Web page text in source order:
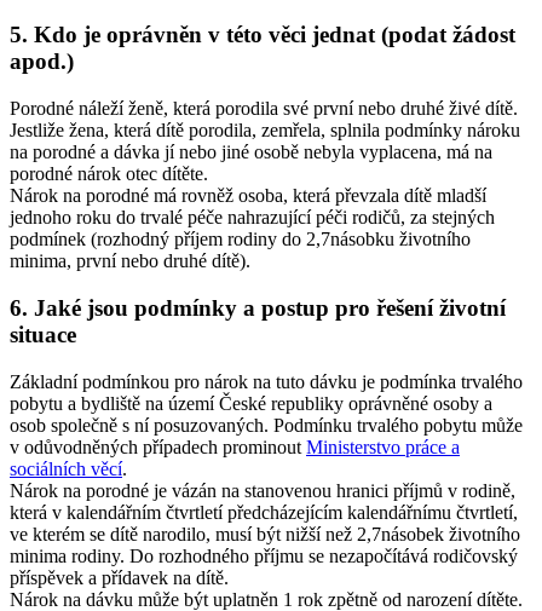
5. Kdo je oprávněn v této věci jednat (podat žádost
apod.)
Porodné náleží ženě, která porodila své první nebo druhé živé dítě.
Jestliže žena, která dítě porodila, zemřela, splnila podmínky nároku
na porodné a dávka jí nebo jiné osobě nebyla vyplacena, má na
porodné nárok otec dítěte.
Nárok na porodné má rovněž osoba, která převzala dítě mladší
jednoho roku do trvalé péče nahrazující péči rodičů, za stejných
podmínek (rozhodný příjem rodiny do 2,7násobku životního
minima, první nebo druhé dítě).
6. Jaké jsou podmínky a postup pro řešení životní
situace
Základní podmínkou pro nárok na tuto dávku je podmínka trvalého
pobytu a bydliště na území České republiky oprávněné osoby a
osob společně s ní posuzovaných. Podmínku trvalého pobytu může
v odůvodněných případech prominout Ministerstvo práce a
sociálních věcí.
Nárok na porodné je vázán na stanovenou hranici příjmů v rodině,
která v kalendářním čtvrtletí předcházejícím kalendářnímu čtvrtletí,
ve kterém se dítě narodilo, musí být nižší než 2,7násobek životního
minima rodiny. Do rozhodného příjmu se nezapočítává rodičovský
příspěvek a přídavek na dítě.
Nárok na dávku může být uplatněn 1 rok zpětně od narození dítěte.